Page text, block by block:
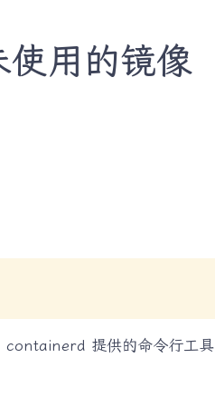
用的镜像
containerd 提供的命令行工具